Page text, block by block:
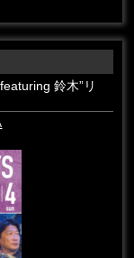
鈴木”リ